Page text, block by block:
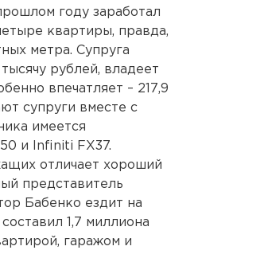
году заработал
квартиры, правда,
метра. Супруга
рублей, владеет
впечатляет – 217,9
супруги вместе с
имеется
и Infiniti FX37.
отличает хороший
представитель
Бабенко ездит на
1,7 миллиона
гаражом и